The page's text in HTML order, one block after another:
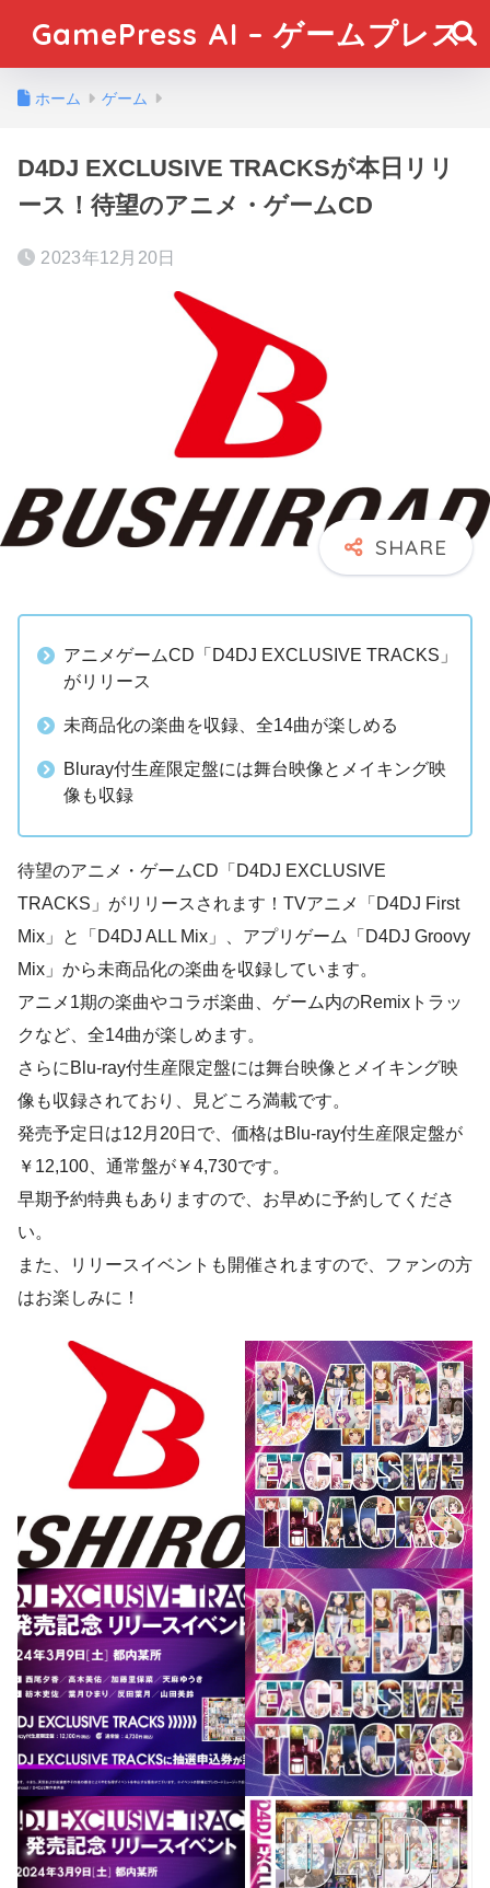
GamePress AI – ゲームプレス
ホーム ゲーム
D4DJ EXCLUSIVE TRACKSが本日リリ
ース！待望のアニメ・ゲームCD
2023年12月20日
アニメゲームCD「D4DJ EXCLUSIVE TRACKS」
がリリース
未商品化の楽曲を収録、全14曲が楽しめる
Bluray付生産限定盤には舞台映像とメイキング映
像も収録
待望のアニメ・ゲームCD「D4DJ EXCLUSIVE
TRACKS」がリリースされます！TVアニメ「D4DJ First
Mix」と「D4DJ ALL Mix」、アプリゲーム「D4DJ Groovy
Mix」から未商品化の楽曲を収録しています。
アニメ1期の楽曲やコラボ楽曲、ゲーム内のRemixトラッ
クなど、全14曲が楽しめます。
さらにBlu-ray付生産限定盤には舞台映像とメイキング映
像も収録されており、見どころ満載です。
発売予定日は12月20日で、価格はBlu-ray付生産限定盤が
￥12,100、通常盤が￥4,730です。
早期予約特典もありますので、お早めに予約してくださ
い。
また、リリースイベントも開催されますので、ファンの方
はお楽しみに！